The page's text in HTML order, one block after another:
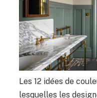
Les 12 idées de
lesquelles les